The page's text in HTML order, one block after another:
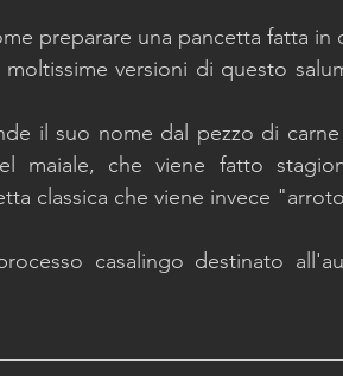
preparare una pancetta fatta in
moltissime versioni di questo
il suo nome dal pezzo di
maiale, che viene fatto
classica che viene invece
casalingo destinato